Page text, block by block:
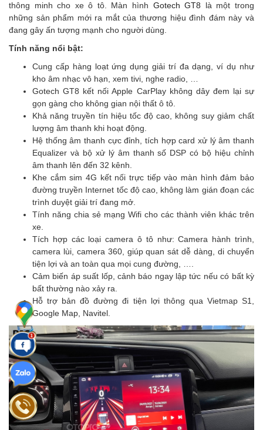
thông minh cho xe ô tô. Màn hình Gotech GT8 là một trong
những sản phẩm mới ra mắt của thương hiệu đình đám này và
đang gây ấn tượng mạnh cho người dùng.
Tính năng nổi bật:
Cung cấp hàng loạt ứng dụng giải trí đa dạng, ví dụ như
kho âm nhạc vô hạn, xem tivi, nghe radio, …
Gotech GT8 kết nối Apple CarPlay không dây đem lại sự
gọn gàng cho không gian nội thất ô tô.
Khả năng truyền tín hiệu tốc độ cao, không suy giảm chất
lượng âm thanh khi hoạt động.
Hệ thống âm thanh cực đỉnh, tích hợp card xử lý âm thanh
Equalizer và bộ xử lý âm thanh số DSP có bộ hiệu chỉnh
âm thanh lên đến 32 kênh.
Khe cắm sim 4G kết nối trực tiếp vào màn hình đảm bảo
đường truyền Internet tốc độ cao, không làm gián đoạn các
trình duyệt giải trí đang mở.
Tính năng chia sẻ mạng Wifi cho các thành viên khác trên
xe.
Tích hợp các loại camera ô tô như: Camera hành trình,
camera lùi, camera 360, giúp quan sát dễ dàng, di chuyển
tiện lợi và an toàn qua mọi cung đường, ….
Cảm biến áp suất lốp, cảnh báo ngay lập tức nếu có bất kỳ
bất thường nào xảy ra.
Hỗ trợ bản đồ đường đi tiện lợi thông qua Vietmap S1,
Google Map, Navitel.